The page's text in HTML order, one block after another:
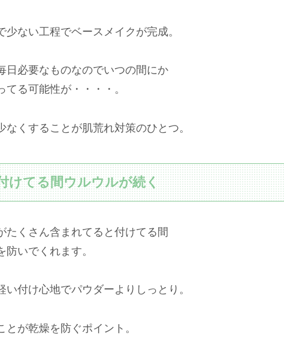
少ない工程でベースメイクが完成。
日必要なものなのでいつの間にか
てる可能性が・・・・。
なくすることが肌荒れ対策のひとつ。
けてる間ウルウルが続く
たくさん含まれてると付けてる間
いでくれます。
い付け心地でパウダーよりしっとり。
とが乾燥を防ぐポイント。